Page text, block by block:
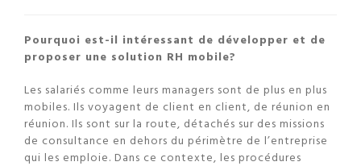
Pourquoi est-il intéressant de développer et de
proposer une solution RH mobile?
Les salariés comme leurs managers sont de plus en plus
mobiles. Ils voyagent de client en client, de réunion en
réunion. Ils sont sur la route, détachés sur des missions
de consultance en dehors du périmètre de l’entreprise
qui les emploie. Dans ce contexte, les procédures